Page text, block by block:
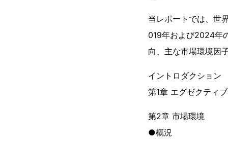
当レポートでは、世
019年および2024年
向、主な市場環境因
イントロダクション
第1章 エグゼクティ
第2章 市場環境
●概況